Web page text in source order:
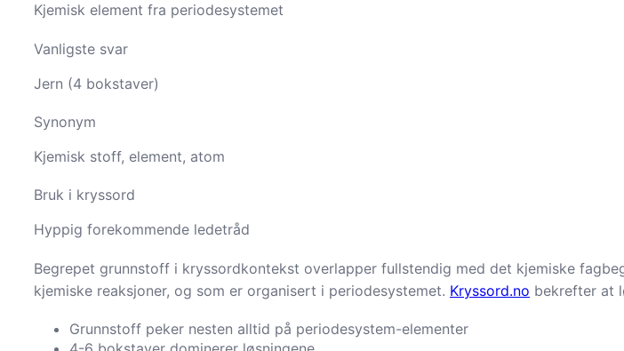
Kjemisk element fra periodesystemet
Vanligste svar
Jern (4 bokstaver)
Synonym
Kjemisk stoff, element, atom
Bruk i kryssord
Hyppig forekommende ledetråd
Begrepet grunnstoff i kryssordkontekst overlapper fullstendig med det kjemiske
kjemiske reaksjoner, og som er organisert i periodesystemet. Kryssord.no bekrefter at
Grunnstoff peker nesten alltid på periodesystem-elementer